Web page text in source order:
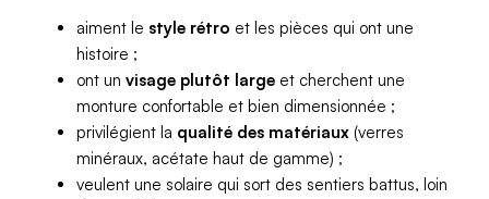
aiment le style rétro et les pièces qui ont une
histoire ;
ont un visage plutôt large et cherchent une
monture confortable et bien dimensionnée ;
privilégient la qualité des matériaux (verres
minéraux, acétate haut de gamme) ;
veulent une solaire qui sort des sentiers battus, loin